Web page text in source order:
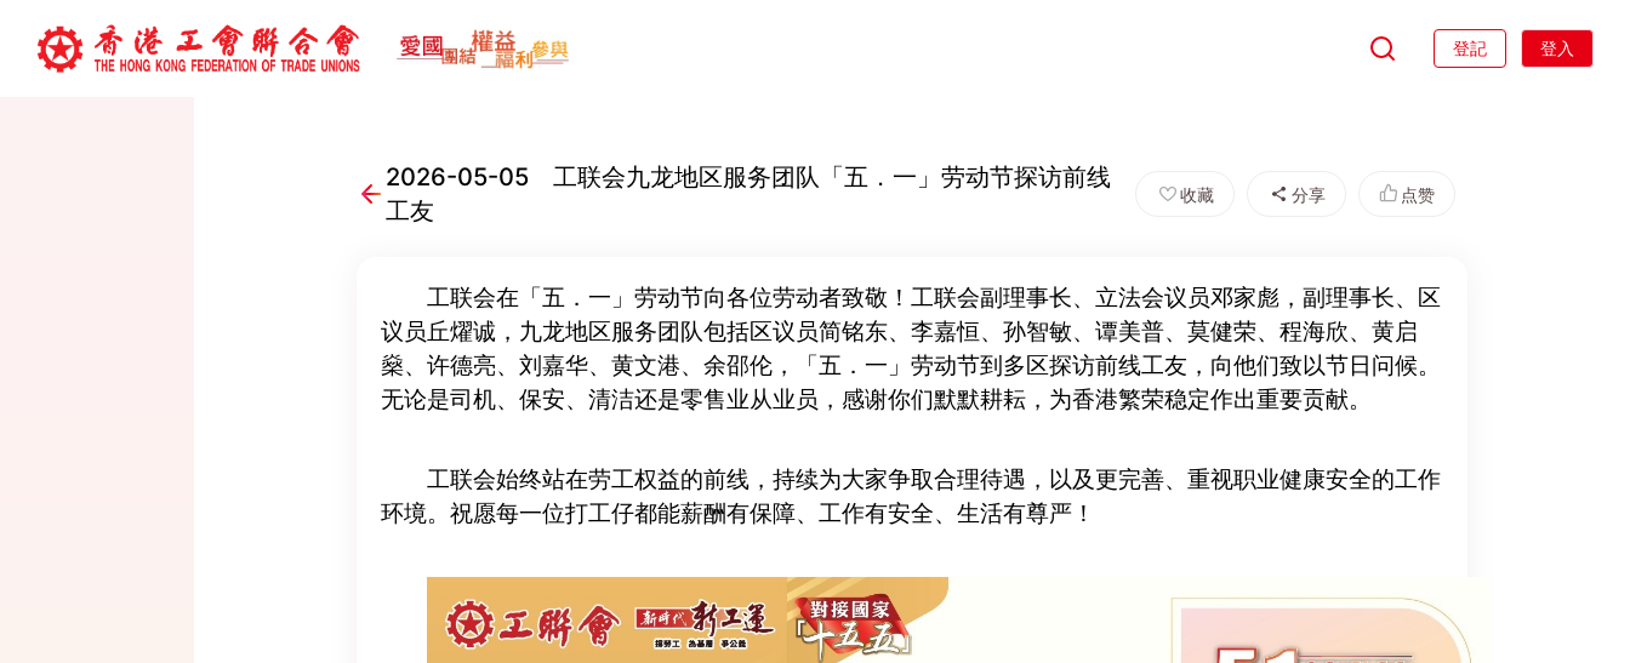
登記 登入
2026-05-05 工联会九龙地区服务团队「五．一」劳动节探访前线
工友
收藏 分享 点赞
工联会在「五．一」劳动节向各位劳动者致敬！工联会副理事长、立法会议员邓家彪，副理事长、区
议员丘燿诚，九龙地区服务团队包括区议员简铭东、李嘉恒、孙智敏、谭美普、莫健荣、程海欣、黄启
燊、许德亮、刘嘉华、黄文港、余邵伦，「五．一」劳动节到多区探访前线工友，向他们致以节日问候。
无论是司机、保安、清洁还是零售业从业员，感谢你们默默耕耘，为香港繁荣稳定作出重要贡献。
工联会始终站在劳工权益的前线，持续为大家争取合理待遇，以及更完善、重视职业健康安全的工作
环境。祝愿每一位打工仔都能薪酬有保障、工作有安全、生活有尊严！